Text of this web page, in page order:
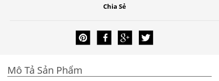
Chia Sẻ
Mô Tả Sản Phẩm